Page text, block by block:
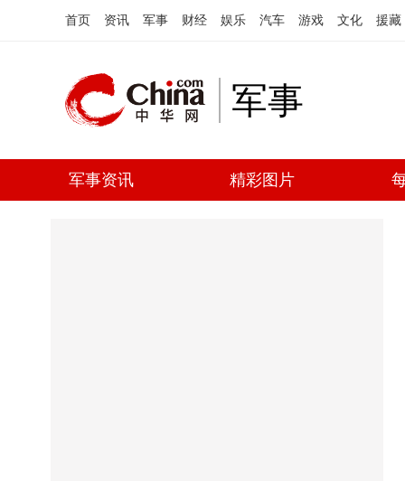
首页 资讯 军事 财经 娱乐 汽车 游戏 文化 援藏
军事
军事资讯 精彩图片